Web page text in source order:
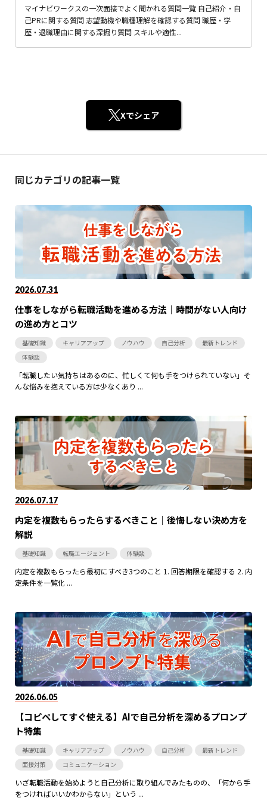
マイナビワークスの一次面接でよく聞かれる質問一覧 自己紹介・自
己PRに関する質問 志望動機や職種理解を確認する質問 職歴・学
歴・退職理由に関する深掘り質問 スキルや適性...
Xでシェア
同じカテゴリの記事一覧
2026.07.31
仕事をしながら転職活動を進める方法｜時間がない人向け
の進め方とコツ
基礎知識 キャリアアップ ノウハウ 自己分析
最新トレンド
体験談
「転職したい気持ちはあるのに、忙しくて何も手をつけられていない」そ
んな悩みを抱えている方は少なくあり ...
2026.07.17
内定を複数もらったらするべきこと｜後悔しない決め方を
解説
基礎知識 転職エージェント 体験談
内定を複数もらったら最初にすべき3つのこと 1. 回答期限を確認する 2. 内
定条件を一覧化 ...
2026.06.05
【コピペしてすぐ使える】AIで自己分析を深めるプロンプ
ト特集
基礎知識 キャリアアップ ノウハウ 自己分析
最新トレンド
面接対策
コミュニケーション
いざ転職活動を始めようと自己分析に取り組んでみたものの、「何から手
をつければいいかわからない」という ...